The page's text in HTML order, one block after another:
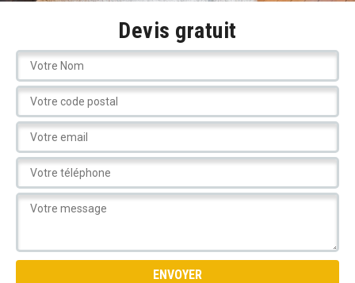
Devis gratuit